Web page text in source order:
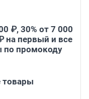
₽, 30% от 7 000
на первый и все
по промокоду
товары